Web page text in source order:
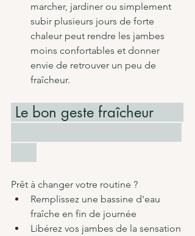
marcher, jardiner ou simplement
subir plusieurs jours de forte
chaleur peut rendre les jambes
moins confortables et donner
envie de retrouver un peu de
fraîcheur.
Prêt à changer votre routine ?
Remplissez une bassine d'eau
fraîche en fin de journée
Libérez vos jambes de la sensation